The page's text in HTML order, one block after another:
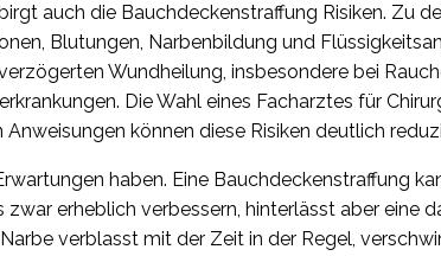
auch die Bauchdeckenstraffung Risiken. Zu
Blutungen, Narbenbildung und
Wundheilung, insbesondere bei
Die Wahl eines Facharztes für
können diese Risiken deutlich
haben. Eine Bauchdeckenstraffung
zwar erheblich verbessern, hinterlässt aber eine
verblasst mit der Zeit in der Regel,